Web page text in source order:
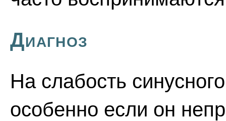
Диагноз
На слабость
особенно если он